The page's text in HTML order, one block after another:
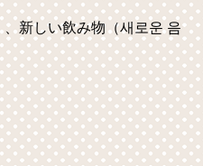
新しい飲み物（새로운 음